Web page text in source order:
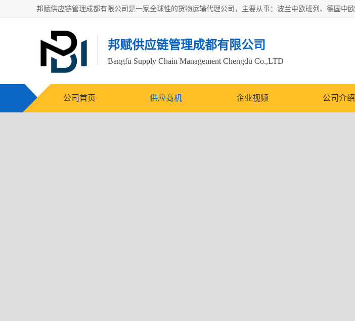
邦赋供应链管理成都有限公司
Bangfu Supply Chain Management Chengdu Co.,LTD
公司首页 供应商机 企业视频 公司介绍